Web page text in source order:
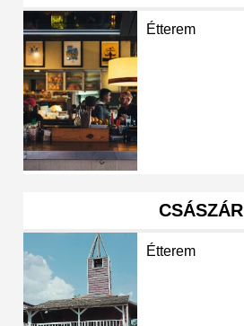
Étterem
CSÁSZÁR
Étterem